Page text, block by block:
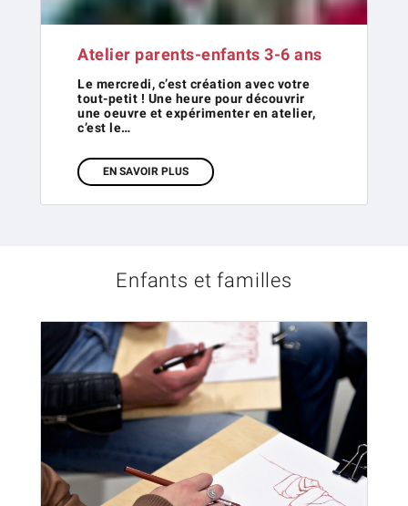
Atelier parents-enfants 3-6 ans
Le mercredi, c’est création avec votre
tout-petit ! Une heure pour découvrir
une oeuvre et expérimenter en atelier,
c’est le…
EN SAVOIR PLUS
Enfants et familles